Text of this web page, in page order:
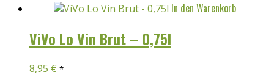
In den Warenkorb
ViVo Lo Vin Brut – 0,75l
8,95 € *